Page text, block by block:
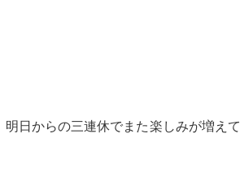
日からの三連休でまた楽しみが増えて